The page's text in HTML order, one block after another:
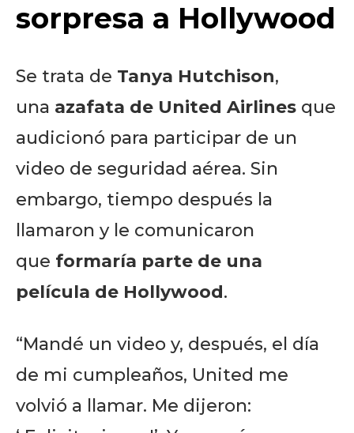
sorpresa a Hollywood
Se trata de Tanya Hutchison,
una azafata de United Airlines que
audicionó para participar de un
video de seguridad aérea. Sin
embargo, tiempo después la
llamaron y le comunicaron
que formaría parte de una
película de Hollywood.
“Mandé un video y, después, el día
de mi cumpleaños, United me
volvió a llamar. Me dijeron: